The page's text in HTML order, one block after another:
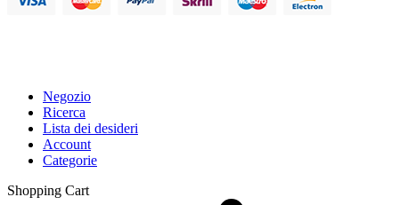
Negozio
Ricerca
Lista dei desideri
Account
Categorie
Shopping Cart